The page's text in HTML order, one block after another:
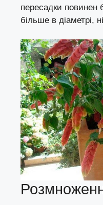
пересадки повинен
більше в діаметрі,